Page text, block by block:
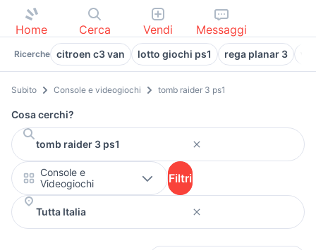
Home Cerca Vendi Messaggi
Ricerche citroen c3 van lotto giochi ps1 rega planar 3
Subito Console e videogiochi tomb raider 3 ps1
Cosa cerchi?
Console e
Videogiochi
Filtri